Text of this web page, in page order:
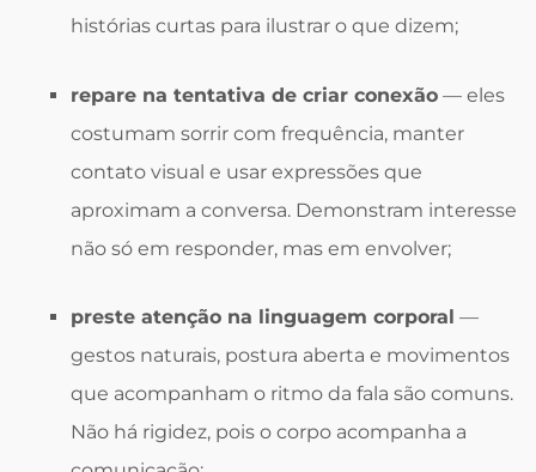
histórias curtas para ilustrar o que dizem;
repare na tentativa de criar conexão — eles
costumam sorrir com frequência, manter
contato visual e usar expressões que
aproximam a conversa. Demonstram interesse
não só em responder, mas em envolver;
preste atenção na linguagem corporal —
gestos naturais, postura aberta e movimentos
que acompanham o ritmo da fala são comuns.
Não há rigidez, pois o corpo acompanha a